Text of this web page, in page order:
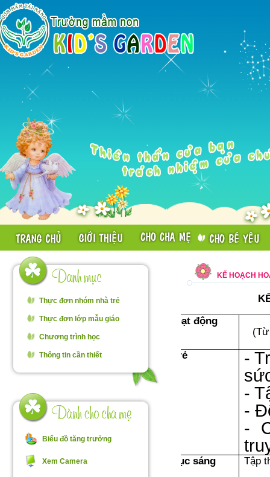
Thực đơn nhóm nhà trẻ
Thực đơn lớp mẫu giáo
Chương trình học
Thông tin cần thiết
Biểu đồ tăng trưởng
Xem Camera
KẾ HOẠCH
Hoạt động
(Từ
Đón trẻ
-
-
-
-
Thể dục sáng
Tập